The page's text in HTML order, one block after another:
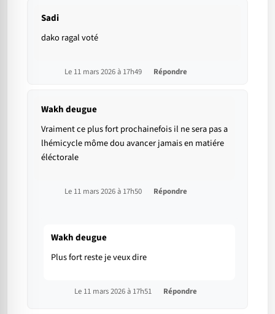
Sadi
dako ragal voté
Le 11 mars 2026 à 17h49 Répondre
Wakh deugue
Vraiment ce plus fort prochainefois il ne sera pas a
lhémicycle môme dou avancer jamais en matiére
éléctorale
Le 11 mars 2026 à 17h50 Répondre
Wakh deugue
Plus fort reste je veux dire
Le 11 mars 2026 à 17h51 Répondre